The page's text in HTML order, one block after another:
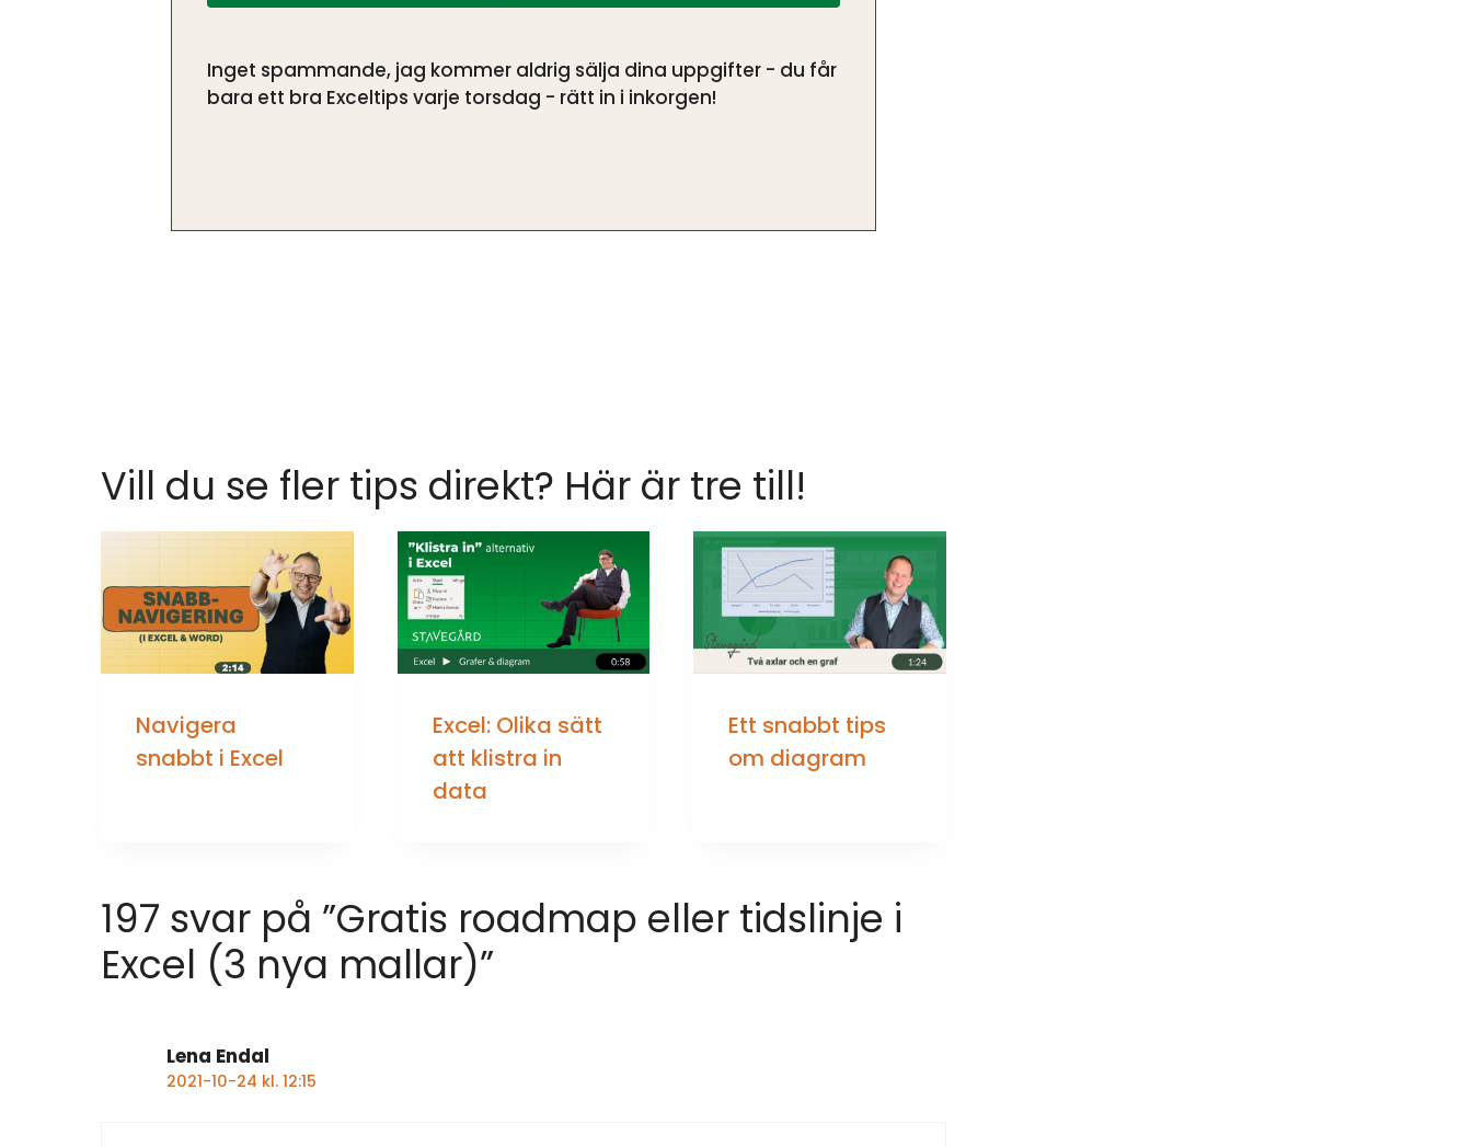
Inget spammande, jag kommer aldrig sälja dina uppgifter - du får
bara ett bra Exceltips varje torsdag - rätt in i inkorgen!
Vill du se fler tips direkt? Här är tre till!
Navigera
snabbt i Excel
Excel: Olika sätt
att klistra in
data
Ett snabbt tips
om diagram
197 svar på ”Gratis roadmap eller tidslinje i
Excel (3 nya mallar)”
Lena Endal
2021-10-24 kl. 12:15